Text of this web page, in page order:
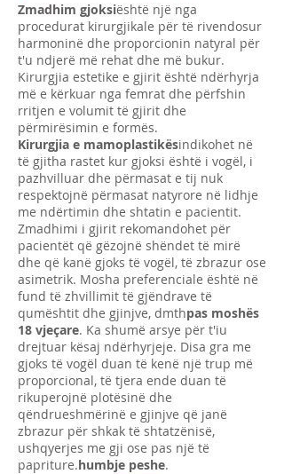
Zmadhim gjoksiështë një nga
procedurat kirurgjikale për të rivendosur
harmoninë dhe proporcionin natyral për
t'u ndjerë më rehat dhe më bukur.
Kirurgjia estetike e gjirit është ndërhyrja
më e kërkuar nga femrat dhe përfshin
rritjen e volumit të gjirit dhe
përmirësimin e formës.
Kirurgjia e mamoplastikësindikohet në
të gjitha rastet kur gjoksi është i vogël, i
pazhvilluar dhe përmasat e tij nuk
respektojnë përmasat natyrore në lidhje
me ndërtimin dhe shtatin e pacientit.
Zmadhimi i gjirit rekomandohet për
pacientët që gëzojnë shëndet të mirë
dhe që kanë gjoks të vogël, të zbrazur ose
asimetrik. Mosha preferenciale është në
fund të zhvillimit të gjëndrave të
qumështit dhe gjinjve, dmthpas moshës
18 vjeçare. Ka shumë arsye për t'iu
drejtuar kësaj ndërhyrjeje. Disa gra me
gjoks të vogël duan të kenë një trup më
proporcional, të tjera ende duan të
rikuperojnë plotësinë dhe
qëndrueshmërinë e gjinjve që janë
zbrazur për shkak të shtatzënisë,
ushqyerjes me gji ose pas një të
papriture.humbje peshe.